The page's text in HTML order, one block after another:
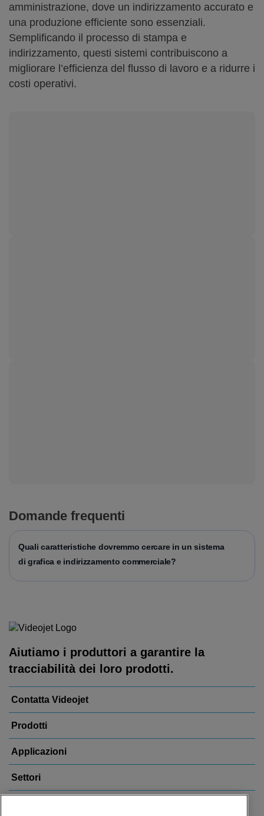
amministrazione, dove un indirizzamento accurato e
una produzione efficiente sono essenziali.
Semplificando il processo di stampa e
indirizzamento, questi sistemi contribuiscono a
migliorare l’efficienza del flusso di lavoro e a ridurre i
costi operativi.
Domande frequenti
Quali caratteristiche dovremmo cercare in un sistema
di grafica e indirizzamento commerciale?
Aiutiamo i produttori a garantire la
tracciabilità dei loro prodotti.
Contatta Videojet
Prodotti
Applicazioni
Settori